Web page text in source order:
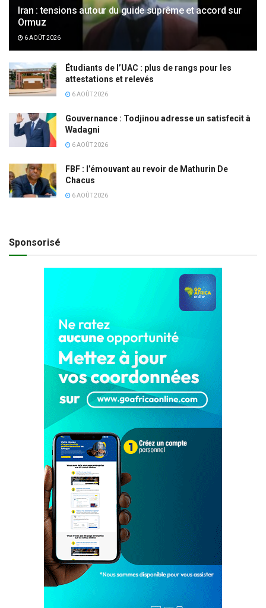
Iran : tensions autour du guide suprême et accord sur
Ormuz
6 AOÛT 2026
Étudiants de l’UAC : plus de rangs pour les
attestations et relevés
6 AOÛT 2026
Gouvernance : Todjinou adresse un satisfecit à
Wadagni
6 AOÛT 2026
FBF : l’émouvant au revoir de Mathurin De
Chacus
6 AOÛT 2026
Sponsorisé